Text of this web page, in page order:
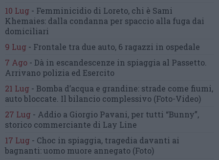
10 Lug - Femminicidio di Loreto, chi è Sami
Khemaies: dalla condanna per spaccio alla fuga dai
domiciliari
9 Lug - Frontale tra due auto, 6 ragazzi in ospedale
7 Ago - Dà in escandescenze in spiaggia al Passetto.
Arrivano polizia ed Esercito
21 Lug - Bomba d’acqua e grandine: strade come fiumi,
auto bloccate. Il bilancio complessivo (Foto-Video)
27 Lug - Addio a Giorgio Pavani, per tutti “Bunny”,
storico commerciante di Lay Line
17 Lug - Choc in spiaggia, tragedia davanti ai
bagnanti:uomo muore annegato (Foto)